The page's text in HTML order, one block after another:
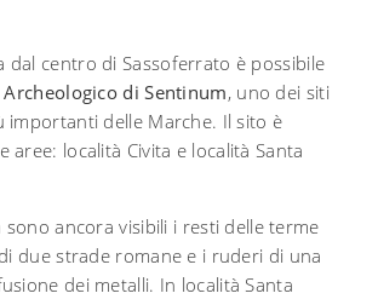
dal centro di Sassoferrato è possibile
Archeologico di Sentinum, uno dei siti
importanti delle Marche. Il sito è
aree: località Civita e località Santa
sono ancora visibili i resti delle terme
due strade romane e i ruderi di una
dei metalli. In località Santa